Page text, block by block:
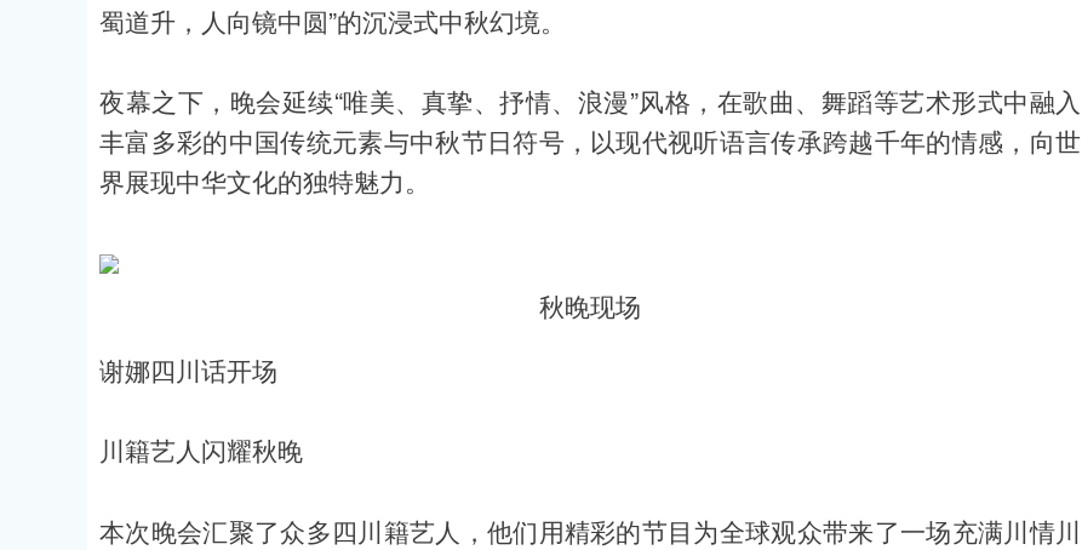
蜀道升，人向镜中圆”的沉浸式中秋幻境。
夜幕之下，晚会延续“唯美、真挚、抒情、浪漫”风格，在歌曲、舞蹈等艺术形式中融入
丰富多彩的中国传统元素与中秋节日符号，以现代视听语言传承跨越千年的情感，向世
界展现中华文化的独特魅力。
秋晚现场
谢娜四川话开场
川籍艺人闪耀秋晚
本次晚会汇聚了众多四川籍艺人，他们用精彩的节目为全球观众带来了一场充满川情川